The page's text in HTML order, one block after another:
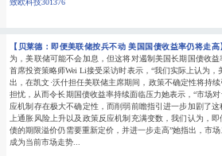
致欧科技301376
【贝莱德：即便美联储按兵不动 美国国债收益率仍将走
为，美联储可能不会加息，但这将对遏制美国长期国债收
首席投资策略师Wei Li接受采访时表示，“我们实际上认为，
出，在凯文·沃什担任美联储主席期间，政策不确定性将持
担忧，从而令长期国债收益率持续面临压力她表示，“市场
应机制存在极大不确定性，而削弱前瞻指引进一步加剧了
上通胀风险上升以及政策反应机制充满变数，我们认为，
债的期限溢价仍需要重新定价，并进一步走高”她指出，市
成为当前市场走势...